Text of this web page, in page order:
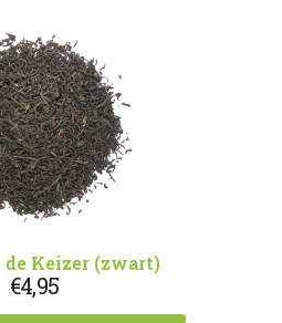
Keizer (zwart)
€4,95